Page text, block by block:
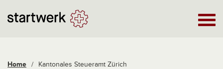
Home / Kantonales Steueramt Zürich